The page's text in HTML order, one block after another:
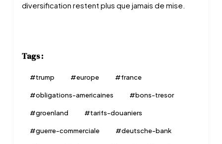
diversification restent plus que jamais de mise.
Tags :
#trump #europe #france
#obligations-americaines #bons-tresor
#groenland #tarifs-douaniers
#guerre-commerciale #deutsche-bank